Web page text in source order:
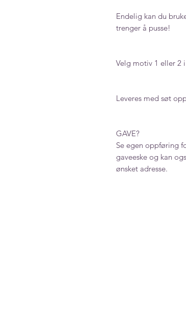
Endelig kan du
trenger å pusse!
Velg motiv 1 eller 2
Leveres med søt
GAVE?
Se egen oppføring
gaveeske og kan
ønsket adresse.